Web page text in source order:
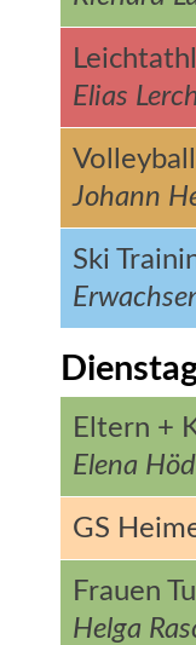
Elias
Volleyball
Johann
Ski
Eltern +
Elena
GS
Frauen
Helga